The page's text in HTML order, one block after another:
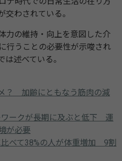
交わされている。
⼒の維持・向上を意図した介
⾏うことの必要性が⽰唆され
は述べている。
？ 加齢にともなう筋肉の減
ワークが長期に及ぶと低下 運
が必要
比べて38%の人が体重増加 9割